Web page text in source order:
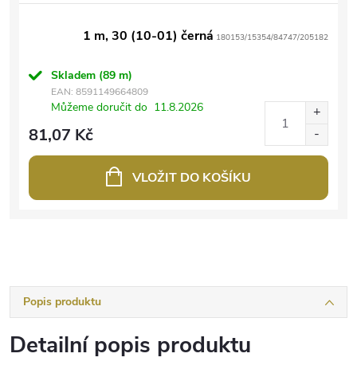
1 m, 30 (10-01) černá 180153/15354/84747/205182
Skladem (89 m)
EAN: 8591149664809
Můžeme doručit do 11.8.2026
81,07 Kč
VLOŽIT DO KOŠÍKU
Popis produktu
Detailní popis produktu